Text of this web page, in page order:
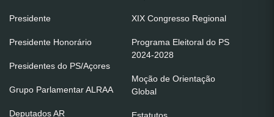
Presidente
Presidente Honorário
Presidentes do PS/Açores
Grupo Parlamentar ALRAA
Deputados AR
XIX Congresso Regional
Programa Eleitoral do PS
2024-2028
Moção de Orientação
Global
Estatutos